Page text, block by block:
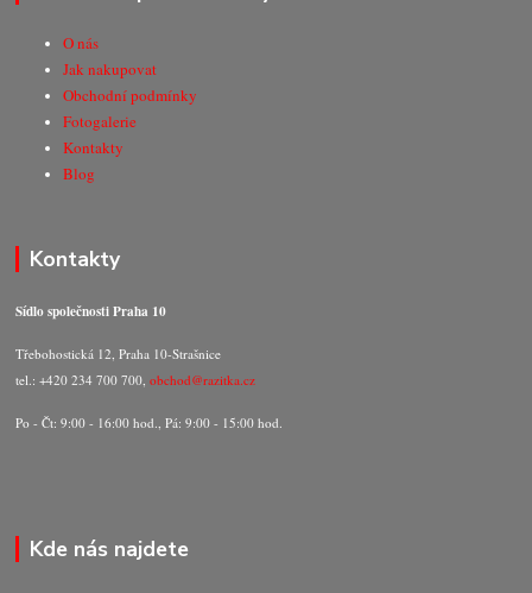
O nás
Jak nakupovat
Obchodní podmínky
Fotogalerie
Kontakty
Blog
Kontakty
Sídlo společnosti Praha 10
Třebohostická 12, Praha 10-Strašnice
tel.: +420 234 700 700,obchod@razitka.cz
Po - Čt: 9:00 - 16:00 hod., Pá: 9:00 - 15:00 hod.
Kde nás najdete